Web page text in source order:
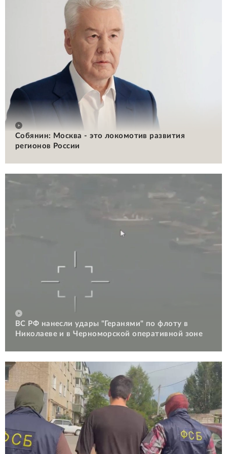
Собянин: Москва - это локомотив развития
регионов России
ВС РФ нанесли удары "Геранями" по флоту в
Николаеве и в Черноморской оперативной зоне